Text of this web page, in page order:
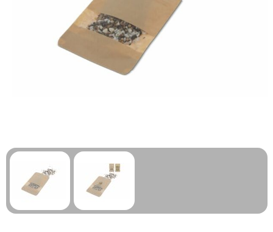
Technologie & Gadgets
Outdoor & Vrije tijd
Pennen & Schrijfwaren
Eten & Drinken